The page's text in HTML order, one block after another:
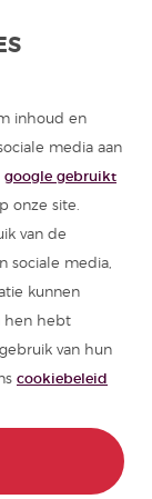
inhoud en
media aan
google gebruikt
onze site.
van de
sociale media,
kunnen
hen hebt
van hun
cookiebeleid